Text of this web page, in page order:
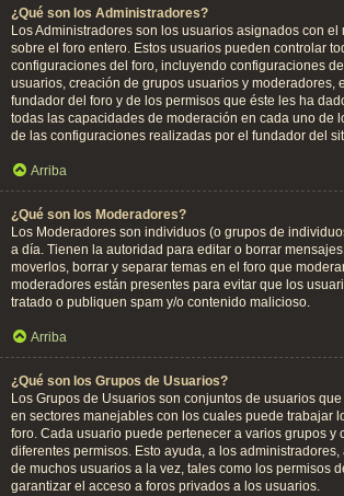
¿Qué son los Administradores?
Los Administradores son los usuarios asignados con el
sobre el foro entero. Estos usuarios pueden controlar
configuraciones del foro, incluyendo configuraciones
usuarios, creación de grupos usuarios y moderadores,
fundador del foro y de los permisos que éste les ha
todas las capacidades de moderación en cada uno de
de las configuraciones realizadas por el fundador del
Arriba
¿Qué son los Moderadores?
Los Moderadores son individuos (o grupos de
a día. Tienen la autoridad para editar o borrar
moverlos, borrar y separar temas en el foro que
moderadores están presentes para evitar que los
tratado o publiquen spam y/o contenido malicioso.
Arriba
¿Qué son los Grupos de Usuarios?
Los Grupos de Usuarios son conjuntos de usuarios
en sectores manejables con los cuales puede trabajar
foro. Cada usuario puede pertenecer a varios grupos y
diferentes permisos. Esto ayuda, a los
de muchos usuarios a la vez, tales como los permisos
garantizar el acceso a foros privados a los usuarios.